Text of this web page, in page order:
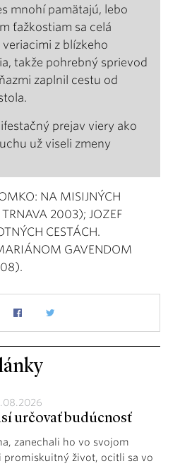
mnohí pamätajú, lebo
ťažkostiam sa celá
z blízkeho
takže pohrebný sprievod
zaplnil cestu od
prejav viery ako
už viseli zmeny
NA MISIJNÝCH
TRNAVA 2003); JOZEF
CESTÁCH.
GAVENDOM
určovať budúcnosť
zanechali ho vo svojom
promiskuitný život, ocitli sa vo